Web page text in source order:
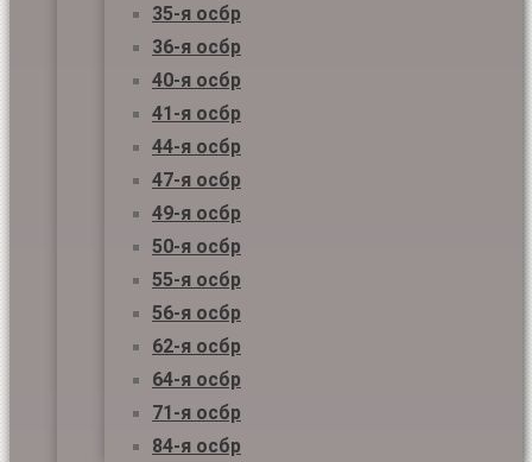
35-я осбр
36-я осбр
40-я осбр
41-я осбр
44-я осбр
47-я осбр
49-я осбр
50-я осбр
55-я осбр
56-я осбр
62-я осбр
64-я осбр
71-я осбр
84-я осбр